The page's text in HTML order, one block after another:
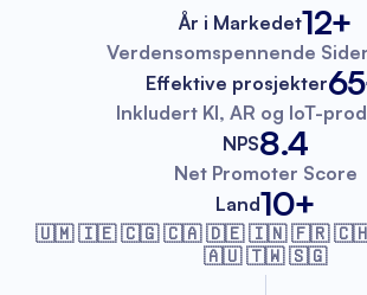
År i Markedet12+
Verdensomspennende
Effektive prosjekter
Inkludert KI, AR og IoT-
NPS8.4
Net Promoter Score
Land10+
🇺🇲 🇮🇪 🇨🇬 🇨🇦 🇩🇪 🇮🇳 🇫🇷
🇦🇺 🇹🇼 🇸🇬